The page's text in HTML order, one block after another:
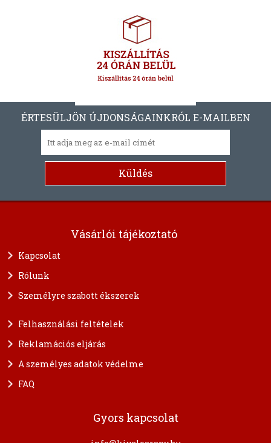
ÉRTESÜLJÖN ÚJDONSÁGAINKRÓL E-MAILBEN
Vásárlói tájékoztató
Kapcsolat
Rólunk
Személyre szabott ékszerek
Felhasználási feltételek
Reklamációs eljárás
A személyes adatok védelme
FAQ
Gyors kapcsolat